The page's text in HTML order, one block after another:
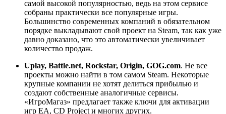
самой высокой популярностью, ведь на этом сервисе
собраны практически все популярные игры.
Большинство современных компаний в обязательном
порядке выкладывают свой проект на Steam, так как уже
давно доказано, что это автоматически увеличивает
количество продаж.
Uplay, Battle.net, Rockstar, Origin, GOG.com. Не все
проекты можно найти в том самом Steam. Некоторые
крупные компании не хотят делиться прибылью и
создают собственные аналогичные сервисы.
«ИгроМагаз» предлагает также ключи для активации
игр EA, CD Project и многих других.